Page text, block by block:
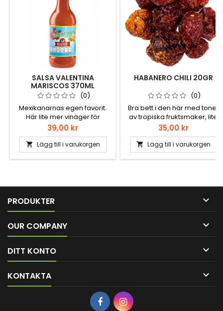
SALSA VALENTINA
MARISCOS 370ML
(0)
Mexikanarnas egen favorit.
Här lite mer vinäger för
Skaldjur och fisk.
Pris
39,00 kr
 Lägg till i varukorgen
HABANERO CHILI 20GR
(0)
Bra bett i den här med toner
av tropiska fruktsmaker, lite
kokosnöt och papaya och en
hint av bär. En favorit i salsan.
Pris
35,00 kr
 Lägg till i varukorgen
PRODUKTER 
OUR COMPANY 
DITT KONTO 
KONTAKTA 